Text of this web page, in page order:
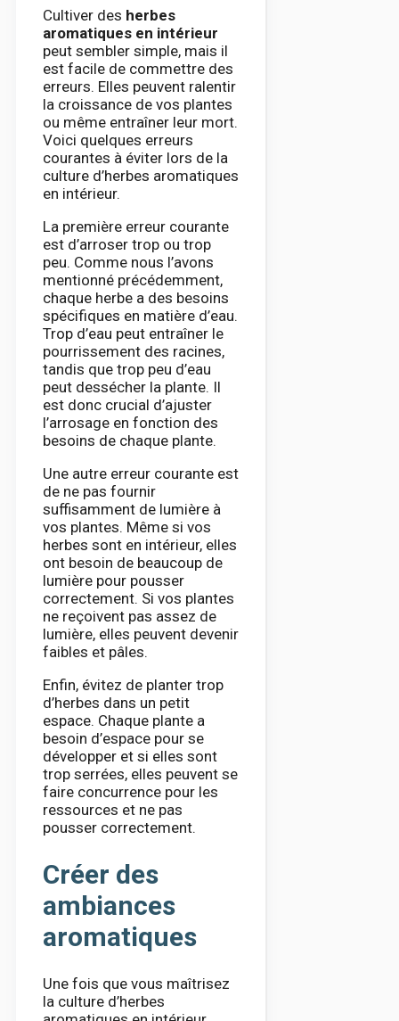
Cultiver des herbes
aromatiques en intérieur
peut sembler simple, mais il
est facile de commettre des
erreurs. Elles peuvent ralentir
la croissance de vos plantes
ou même entraîner leur mort.
Voici quelques erreurs
courantes à éviter lors de la
culture d’herbes aromatiques
en intérieur.
La première erreur courante
est d’arroser trop ou trop
peu. Comme nous l’avons
mentionné précédemment,
chaque herbe a des besoins
spécifiques en matière d’eau.
Trop d’eau peut entraîner le
pourrissement des racines,
tandis que trop peu d’eau
peut dessécher la plante. Il
est donc crucial d’ajuster
l’arrosage en fonction des
besoins de chaque plante.
Une autre erreur courante est
de ne pas fournir
suffisamment de lumière à
vos plantes. Même si vos
herbes sont en intérieur, elles
ont besoin de beaucoup de
lumière pour pousser
correctement. Si vos plantes
ne reçoivent pas assez de
lumière, elles peuvent devenir
faibles et pâles.
Enfin, évitez de planter trop
d’herbes dans un petit
espace. Chaque plante a
besoin d’espace pour se
développer et si elles sont
trop serrées, elles peuvent se
faire concurrence pour les
ressources et ne pas
pousser correctement.
Créer des
ambiances
aromatiques
Une fois que vous maîtrisez
la culture d’herbes